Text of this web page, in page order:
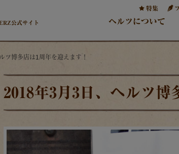
公式サイト
特集
ヘルツについて
ツ博多店は1周年を迎えます！
2018年3月3日、ヘルツ博